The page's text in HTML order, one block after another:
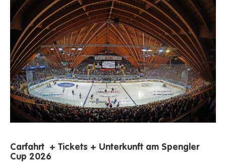
Carfahrt + Tickets + Unterkunft am Spengler
Cup 2026